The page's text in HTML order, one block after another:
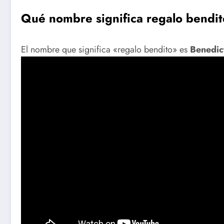
Qué nombre significa regalo
El nombre que significa «regalo bendito» es